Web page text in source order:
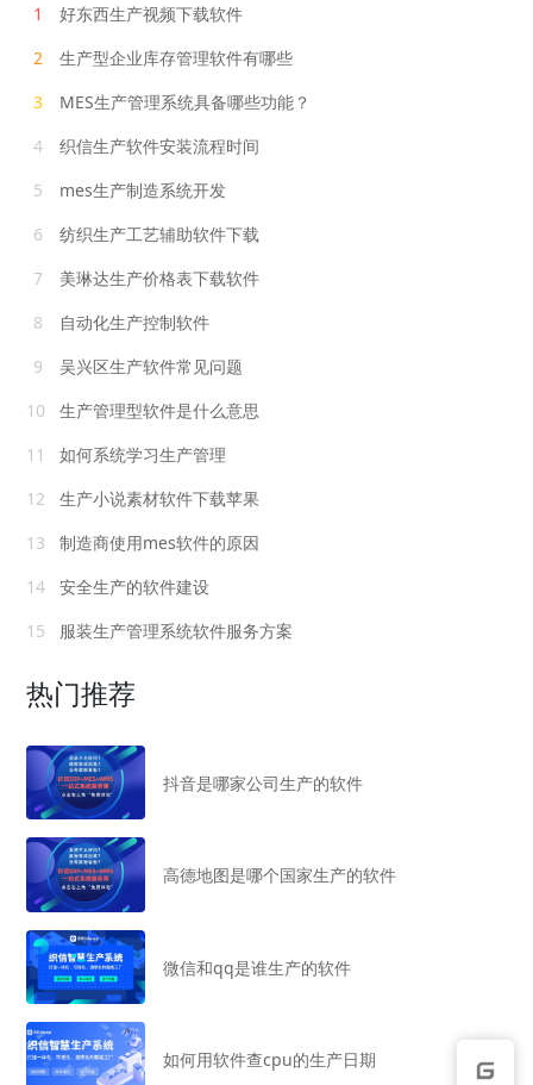
1
好东西生产视频下载软件
2
生产型企业库存管理软件有哪些
3
MES生产管理系统具备哪些功能？
4
织信生产软件安装流程时间
5
mes生产制造系统开发
6
纺织生产工艺辅助软件下载
7
美琳达生产价格表下载软件
8
自动化生产控制软件
9
吴兴区生产软件常见问题
10
生产管理型软件是什么意思
11
如何系统学习生产管理
12
生产小说素材软件下载苹果
13
制造商使用mes软件的原因
14
安全生产的软件建设
15
服装生产管理系统软件服务方案
热门推荐
抖音是哪家公司生产的软件
高德地图是哪个国家生产的软件
微信和qq是谁生产的软件
如何用软件查cpu的生产日期